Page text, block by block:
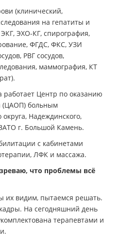
(клинический,
на гепатиты и
ЭХО-КГ, спирография,
ФГДС, ФКС, УЗИ
РВГ сосудов,
маммография, КТ
работает Центр по оказанию
(ЦАОП) больным
округа, Надеждинского,
г. Большой Камень.
с кабинетами
ЛФК и массажа.
что проблемы всё
видим, пытаемся решать.
На сегодняшний день
терапевтами и